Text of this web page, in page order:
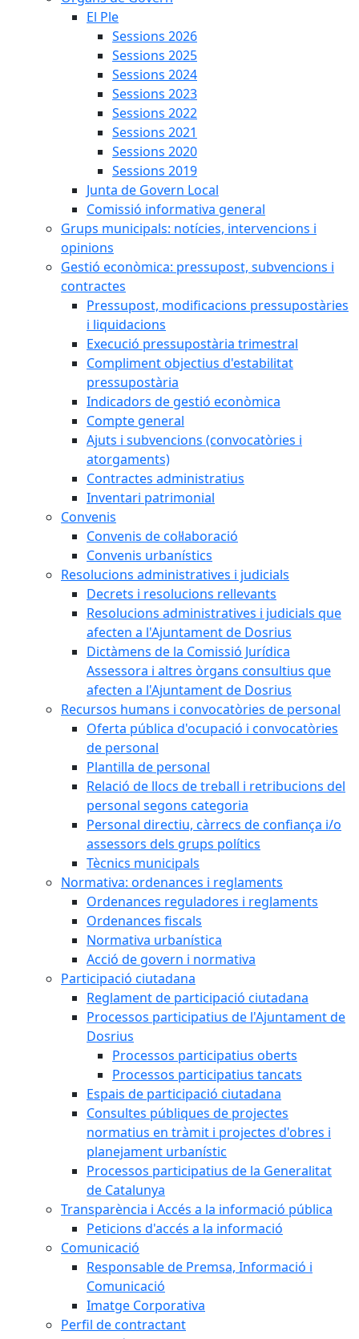
El Ple
Sessions 2026
Sessions 2025
Sessions 2024
Sessions 2023
Sessions 2022
Sessions 2021
Sessions 2020
Sessions 2019
Junta de Govern Local
Comissió informativa general
Grups municipals: notícies, intervencions i
opinions
Gestió econòmica: pressupost, subvencions i
contractes
Pressupost, modificacions pressupostàries
i liquidacions
Execució pressupostària trimestral
Compliment objectius d'estabilitat
pressupostària
Indicadors de gestió econòmica
Compte general
Ajuts i subvencions (convocatòries i
atorgaments)
Contractes administratius
Inventari patrimonial
Convenis
Convenis de col·laboració
Convenis urbanístics
Resolucions administratives i judicials
Decrets i resolucions rellevants
Resolucions administratives i judicials que
afecten a l'Ajuntament de Dosrius
Dictàmens de la Comissió Jurídica
Assessora i altres òrgans consultius que
afecten a l'Ajuntament de Dosrius
Recursos humans i convocatòries de personal
Oferta pública d'ocupació i convocatòries
de personal
Plantilla de personal
Relació de llocs de treball i retribucions del
personal segons categoria
Personal directiu, càrrecs de confiança i/o
assessors dels grups polítics
Tècnics municipals
Normativa: ordenances i reglaments
Ordenances reguladores i reglaments
Ordenances fiscals
Normativa urbanística
Acció de govern i normativa
Participació ciutadana
Reglament de participació ciutadana
Processos participatius de l'Ajuntament de
Dosrius
Processos participatius oberts
Processos participatius tancats
Espais de participació ciutadana
Consultes públiques de projectes
normatius en tràmit i projectes d'obres i
planejament urbanístic
Processos participatius de la Generalitat
de Catalunya
Transparència i Accés a la informació pública
Peticions d'accés a la informació
Comunicació
Responsable de Premsa, Informació i
Comunicació
Imatge Corporativa
Perfil de contractant